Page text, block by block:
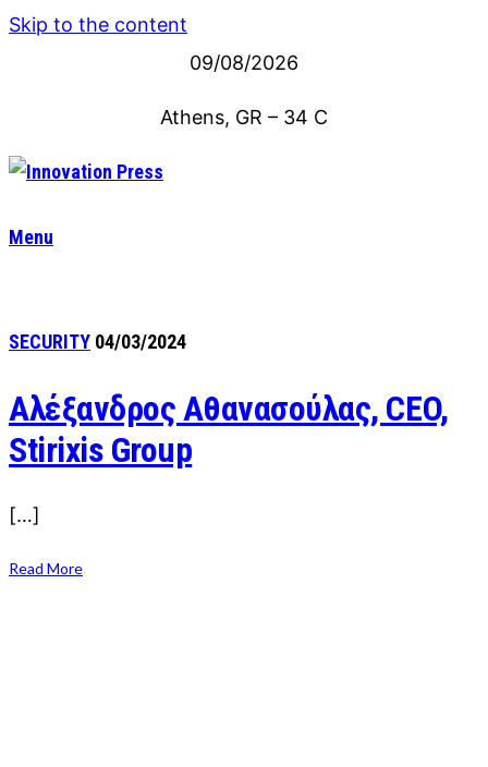
Skip to the content
09/08/2026
Athens, GR – 34 C
Menu
SECURITY 04/03/2024
Αλέξανδρος Αθανασoύλας, CEO,
Stirixis Group
[…]
Read More